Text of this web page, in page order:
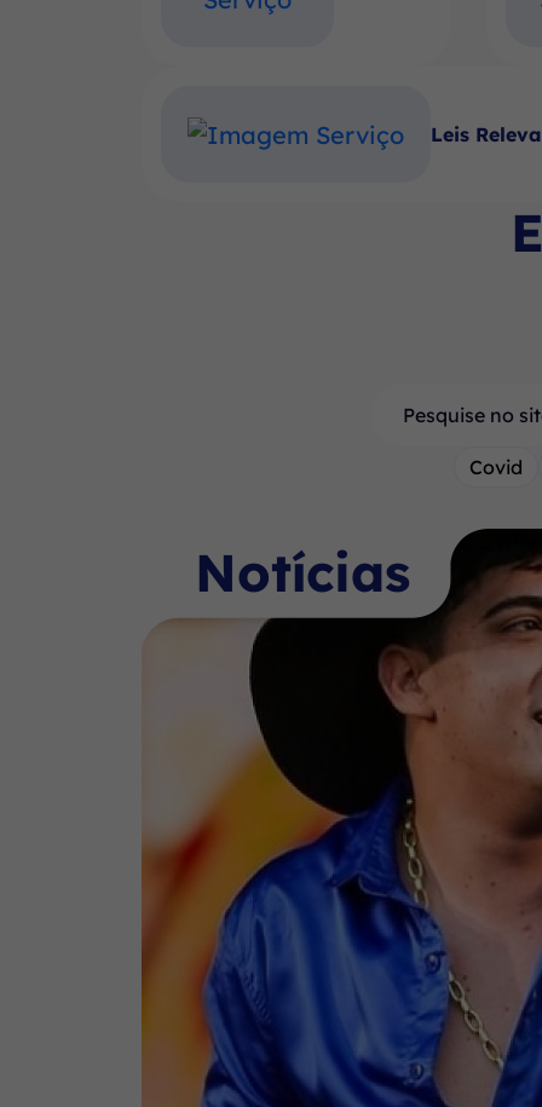
Leis
Pesquisar
Covid
Notícias